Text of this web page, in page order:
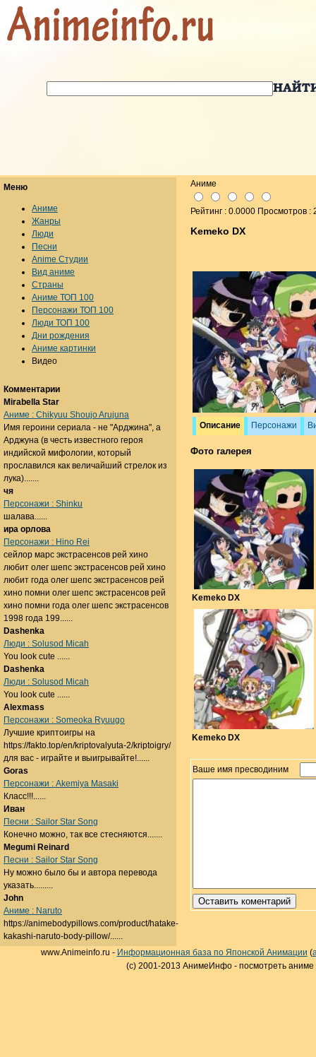
Аниме
Рейтинг : 0.0000 Просмотров :
Kemeko DX
Описание Персонажи
Фото галерея
Kemeko DX
Kemeko DX
Ваше имя пресводиним
Меню
Аниме
Жанры
Люди
Песни
Anime Студии
Вид аниме
Страны
Аниме ТОП 100
Персонажи ТОП 100
Люди ТОП 100
Дни рождения
Аниме картинки
Видео
Комментарии
Mirabella Star
Аниме : Chikyuu Shoujo Arujuna
Имя героини сериала - не "Арджина", а
Арджуна (в честь известного героя
индийской мифологии, который
прославился как величайший стрелок из
лука).......
чя
Персонажи : Shinku
шалава......
ира орлова
Персонажи : Hino Rei
сейлор марс экстрасенсов рей хино
любит олег шепс экстрасенсов рей хино
любит года олег шепс экстрасенсов рей
хино помни олег шепс экстрасенсов рей
хино помни года олег шепс экстрасенсов
1998 года 199......
Dashenka
Люди : Solusod Micah
You look cute ......
Dashenka
Люди : Solusod Micah
You look cute ......
Alexmass
Персонажи : Someoka Ryuugo
Лучшие криптоигры на
https://fakto.top/en/kriptovalyuta-2/kriptoigry/
для вас - играйте и выигрывайте!......
Goras
Персонажи : Akemiya Masaki
Класс!!!......
Иван
Песни : Sailor Star Song
Конечно можно, так все стесняются.......
Megumi Reinard
Песни : Sailor Star Song
Ну можно было бы и автора перевода
указать.........
John
Аниме : Naruto
https://animebodypillows.com/product/hatake-
kakashi-naruto-body-pillow/......
www.Animeinfo.ru - Информационная база по Японской Анимации (
(c) 2001-2013 АнимеИнфо - посмотреть аниме